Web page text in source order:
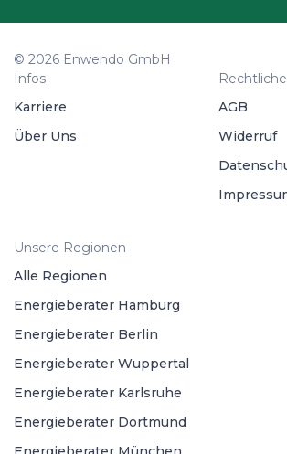
© 2026 Enwendo GmbH
Infos
Karriere
Über Uns
AGB
Widerruf
Unsere Regionen
Alle Regionen
Energieberater Hamburg
Energieberater Berlin
Energieberater Wuppertal
Energieberater Karlsruhe
Energieberater Dortmund